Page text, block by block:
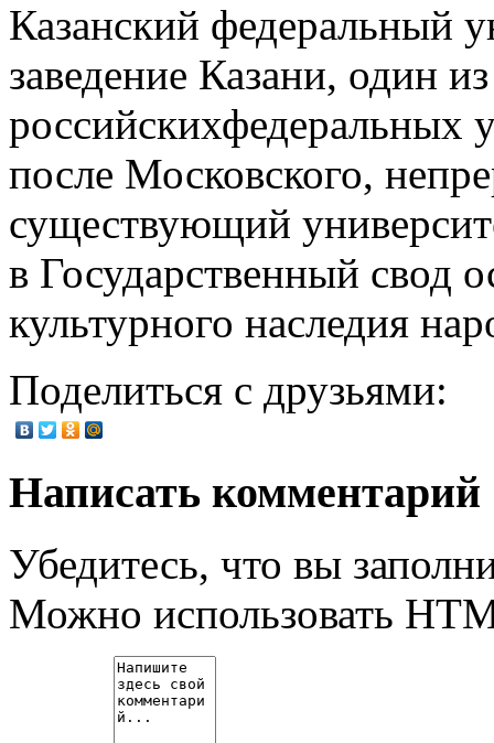
Казанский федеральный
заведение Казани, один
российскихфедеральных
после Московского,
существующий
в Государственный свод
культурного наследия
Поделиться с друзьями:
Написать комментарий
Убедитесь, что вы
Можно использовать